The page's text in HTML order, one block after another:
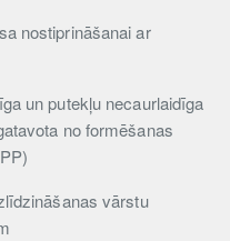
nostiprināšanai ar
un putekļu necaurlaidīga
no formēšanas
vārstu